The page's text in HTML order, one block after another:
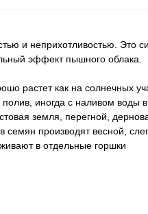
и неприхотливостью. Это
эффект пышного облака.
растет как на солнечных
иногда с наливом
земля, перегной,
производят весной,
в отдельные горшки